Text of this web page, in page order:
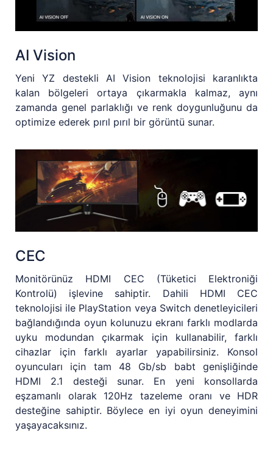
AI Vision
Yeni YZ destekli AI Vision teknolojisi karanlıkta
kalan bölgeleri ortaya çıkarmakla kalmaz, aynı
zamanda genel parlaklığı ve renk doygunluğunu da
optimize ederek pırıl pırıl bir görüntü sunar.
CEC
Monitörünüz HDMI CEC (Tüketici Elektroniği
Kontrolü) işlevine sahiptir. Dahili HDMI CEC
teknolojisi ile PlayStation veya Switch denetleyicileri
bağlandığında oyun kolunuzu ekranı farklı modlarda
uyku modundan çıkarmak için kullanabilir, farklı
cihazlar için farklı ayarlar yapabilirsiniz. Konsol
oyuncuları için tam 48 Gb/sb babt genişliğinde
HDMI 2.1 desteği sunar. En yeni konsollarda
eşzamanlı olarak 120Hz tazeleme oranı ve HDR
desteğine sahiptir. Böylece en iyi oyun deneyimini
yaşayacaksınız.